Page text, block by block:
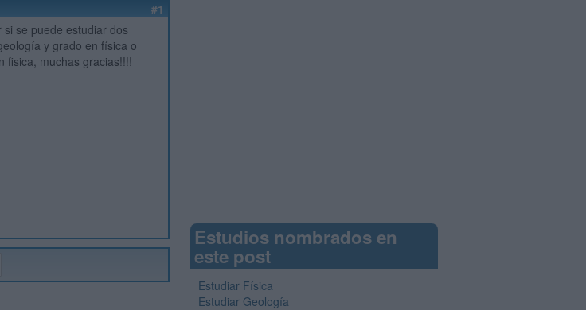
#1
se puede estudiar dos
y grado en física o
fisica, muchas gracias!!!!
Estudios nombrados en
este post
Estudiar Física
Estudiar Geología